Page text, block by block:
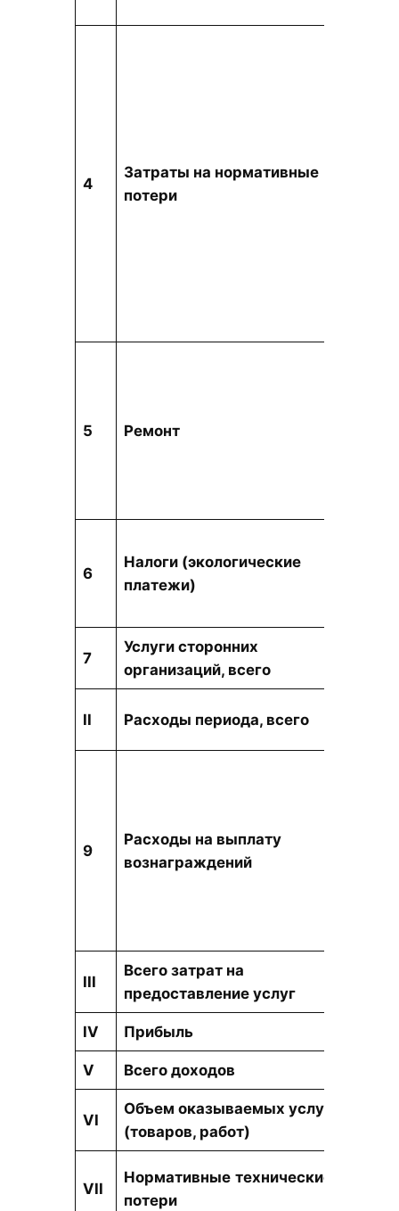
4
Затраты на нормативные
потери
5 Ремонт
6
Налоги (экологические
платежи)
7
Услуги сторонних
организаций, всего
II Расходы периода, всего
9
Расходы на выплату
вознаграждений
III
Всего затрат на
предоставление услуг
IV Прибыль
V Всего доходов
VI
Объем оказываемых услуг
(товаров, работ)
VII
Нормативные технические
потери